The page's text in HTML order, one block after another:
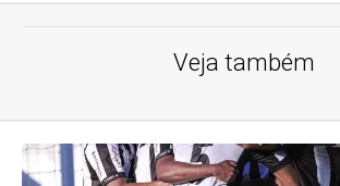
Veja também